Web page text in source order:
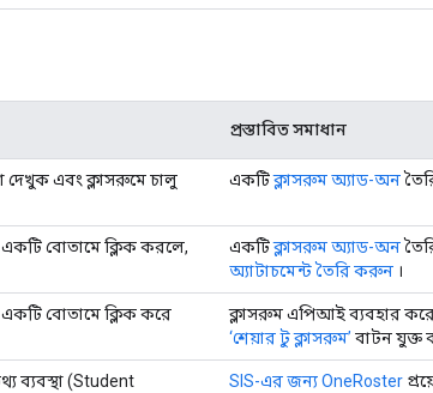
প্রস্তাবিত সমাধান
দেখুক এবং ক্লাসরুমে চালু
একটিক্লাসরুম অ্যাড-অন
বোতামে ক্লিক করলে,
একটিক্লাসরুম অ্যাড-অন
অ্যাটাচমেন্ট তৈরি করুন ।
বোতামে ক্লিক করে
ক্লাসরুম এপিআই ব্যবহার
‘শেয়ার টু ক্লাসরুম’ বাটন যুক্ত
ব্যবস্থা (Student
SIS-এর জন্য OneRoster